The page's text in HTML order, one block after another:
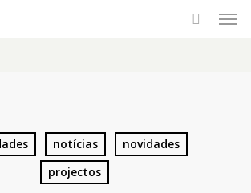
notícias
novidades
projectos